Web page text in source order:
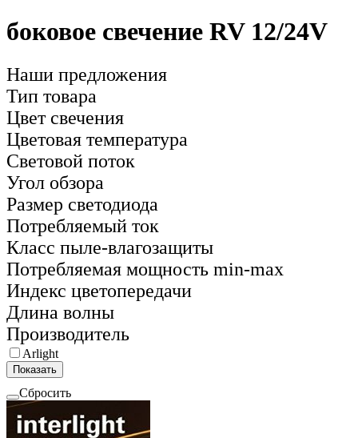
боковое свечение RV 12/24V
Наши предложения
Тип товара
Цвет свечения
Цветовая температура
Световой поток
Угол обзора
Размер светодиода
Потребляемый ток
Класс пыле-влагозащиты
Потребляемая мощность min-max
Индекс цветопередачи
Длина волны
Производитель
Arlight
Показать
Сбросить